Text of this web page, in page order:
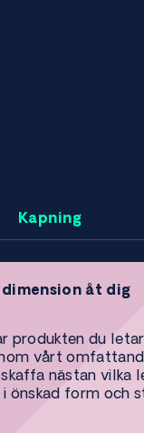
Kapning
åt dig
produkten du
vårt
nästan vilka
önskad form och